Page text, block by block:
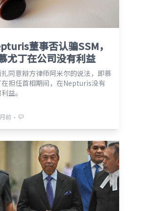
董事否认骗SSM，
尤丁在公司没有利益
扎同意辩方律师阿米尔的说法，即慕
在担任首相期间，在Nepturis没有
益。
前 ⋅